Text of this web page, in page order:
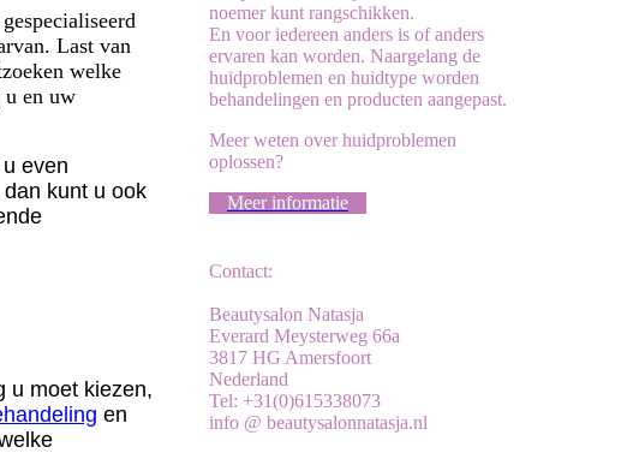
Last van
welke
u en uw
even
kunt u ook
u moet kiezen,
en
noemer kunt rangschikken.
En voor iedereen anders is of anders
ervaren kan worden. Naargelang de
huidproblemen en huidtype worden
behandelingen en producten aangepast.
Meer weten over huidproblemen
oplossen?
Meer informatie
Contact:
Beautysalon Natasja
Everard Meysterweg 66a
3817 HG Amersfoort
Nederland
Tel: +31(0)615338073
info @ beautysalonnatasja.nl